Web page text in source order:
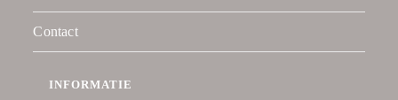
Contact
INFORMATIE